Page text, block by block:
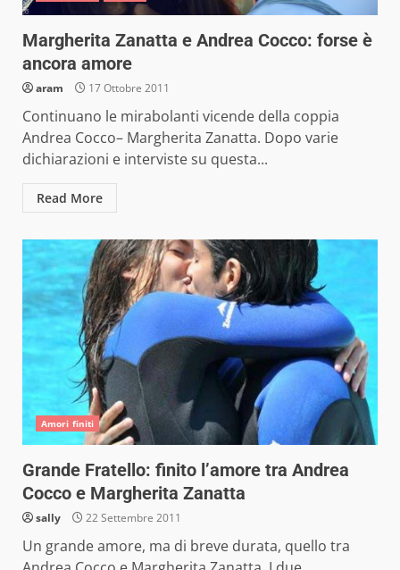
Margherita Zanatta e Andrea Cocco: forse è
ancora amore
aram 17 Ottobre 2011
Continuano le mirabolanti vicende della coppia
Andrea Cocco– Margherita Zanatta. Dopo varie
dichiarazioni e interviste su questa...
Read More
Amori finiti
Grande Fratello: finito l’amore tra Andrea
Cocco e Margherita Zanatta
sally 22 Settembre 2011
Un grande amore, ma di breve durata, quello tra